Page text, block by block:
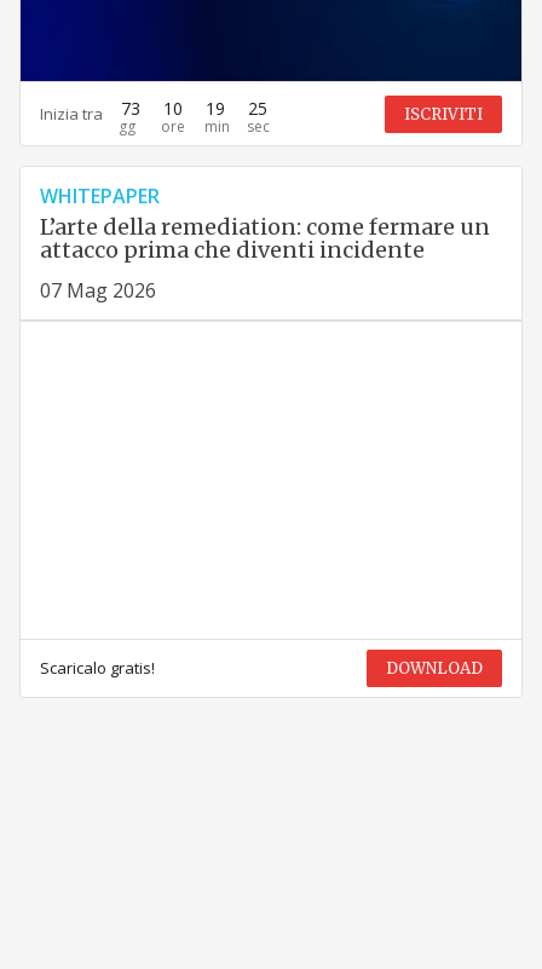
Inizia tra 73 10 19 24 ISCRIVITI
WHITEPAPER
L’arte della remediation: come fermare un
attacco prima che diventi incidente
07 Mag 2026
Scaricalo gratis! DOWNLOAD